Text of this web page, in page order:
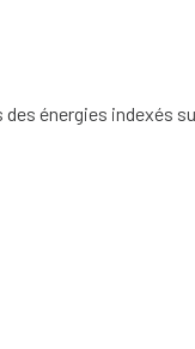
énergies indexés